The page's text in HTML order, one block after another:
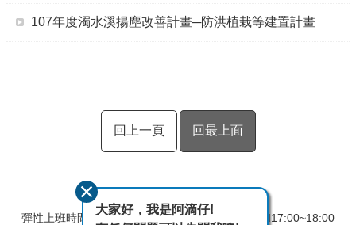
107年度濁水溪揚塵改善計畫─防洪植栽等建置計畫
回上一頁 回最上面
彈性上班時間：AM8:00~09:00 彈性下班時間：PM17:00~18:00
大家好，我是阿滴仔!